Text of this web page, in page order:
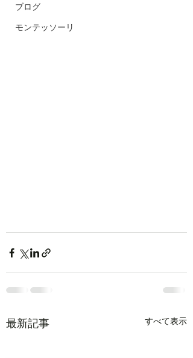
ブログ
モンテッソーリ
最新記事 すべて表示